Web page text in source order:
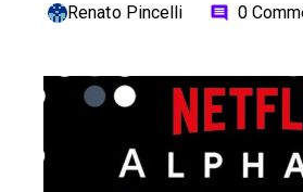
Renato Pincelli comment 0